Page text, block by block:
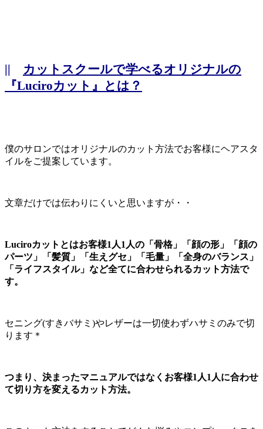
|| カットスクールで学べるオリジナルの
『Luciroカット』とは？
僕のサロンではオリジナルのカット方法でお客様にヘアスタ
イルをご提案しています。
文章だけでは伝わりにくいと思いますが・・
Luciroカットとはお客様1人1人の「骨格」「顔の形」「顔の
パーツ」「髪質」「生えグセ」「毛量」「全身のバランス」
「ライフスタイル」など全てに合わせられるカット方法で
す。
セニング(すきバサミ)やレザーは一切使わずハサミのみで切
ります＊
つまり、決まったマニュアルではなくお客様1人1人に合わせ
て切り方を変えるカット方法。